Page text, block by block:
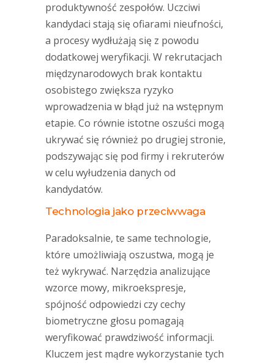
produktywność zespołów. Uczciwi
kandydaci stają się ofiarami nieufności,
a procesy wydłużają się z powodu
dodatkowej weryfikacji. W rekrutacjach
międzynarodowych brak kontaktu
osobistego zwiększa ryzyko
wprowadzenia w błąd już na wstępnym
etapie. Co równie istotne oszuści mogą
ukrywać się również po drugiej stronie,
podszywając się pod firmy i rekruterów
w celu wyłudzenia danych od
kandydatów.
Technologia jako przeciwwaga
Paradoksalnie, te same technologie,
które umożliwiają oszustwa, mogą je
też wykrywać. Narzędzia analizujące
wzorce mowy, mikroekspresje,
spójność odpowiedzi czy cechy
biometryczne głosu pomagają
weryfikować prawdziwość informacji.
Kluczem jest mądre wykorzystanie tych